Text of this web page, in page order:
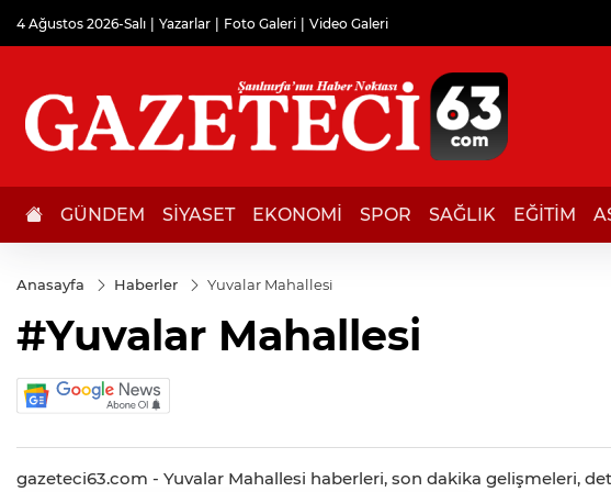
4 Ağustos 2026-Salı Yazarlar Foto Galeri Video Galeri
GÜNDEM SİYASET EKONOMİ SPOR SAĞLIK EĞİTİM
Anasayfa Haberler Yuvalar Mahallesi
#Yuvalar Mahallesi
gazeteci63.com - Yuvalar Mahallesi haberleri, son dakika gelişmeleri,